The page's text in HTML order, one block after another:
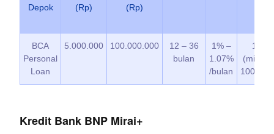
Depok
(Rp)
(Rp)
BCA
Personal
Loan
5.000.000 100.000.000
12 – 36
bulan
1% –
1.07%
/bulan
1%
(min Rp
Kredit Bank BNP Mirai+